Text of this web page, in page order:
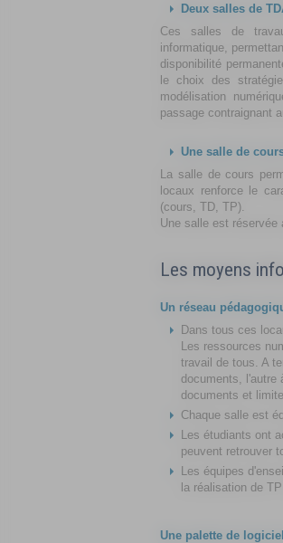
Deux salles de
Ces salles de
informatique,
disponibilité
le choix des
modélisation
passage contraignant
Une salle de
La salle de cours
locaux renforce le
(cours, TD, TP).
Une salle est
Les moyens
Un réseau
Dans tous ces
Les ressources
travail de tous. A
documents, l'autre
documents et
Chaque salle est
Les étudiants ont
peuvent retrouver
Les équipes
la réalisation de
Une palette de